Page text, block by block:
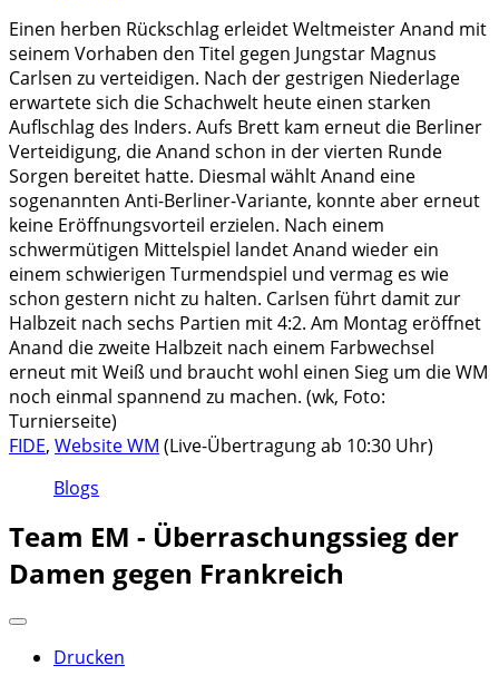
Einen herben Rückschlag erleidet Weltmeister Anand mit
seinem Vorhaben den Titel gegen Jungstar Magnus
Carlsen zu verteidigen. Nach der gestrigen Niederlage
erwartete sich die Schachwelt heute einen starken
Auflschlag des Inders. Aufs Brett kam erneut die Berliner
Verteidigung, die Anand schon in der vierten Runde
Sorgen bereitet hatte. Diesmal wählt Anand eine
sogenannten Anti-Berliner-Variante, konnte aber erneut
keine Eröffnungsvorteil erzielen. Nach einem
schwermütigen Mittelspiel landet Anand wieder ein
einem schwierigen Turmendspiel und vermag es wie
schon gestern nicht zu halten. Carlsen führt damit zur
Halbzeit nach sechs Partien mit 4:2. Am Montag eröffnet
Anand die zweite Halbzeit nach einem Farbwechsel
erneut mit Weiß und braucht wohl einen Sieg um die WM
noch einmal spannend zu machen. (wk, Foto:
Turnierseite)
FIDE, Website WM (Live-Übertragung ab 10:30 Uhr)
Blogs
Team EM - Überraschungssieg der
Damen gegen Frankreich
Drucken